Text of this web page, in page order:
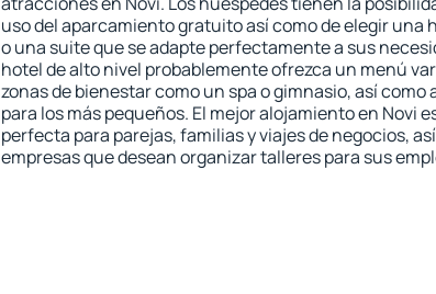
uso del aparcamiento gratuito así como de elegir una
o una suite que se adapte perfectamente a sus
hotel de alto nivel probablemente ofrezca un menú
zonas de bienestar como un spa o gimnasio, así como
para los más pequeños. El mejor alojamiento en Novi
perfecta para parejas, familias y viajes de negocios,
empresas que desean organizar talleres para sus